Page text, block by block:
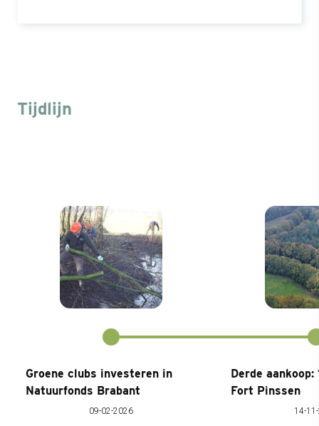
Tijdlijn
Groene clubs investeren in
Natuurfonds Brabant
09-02-2026
Derde
Fort Pinssen
14-